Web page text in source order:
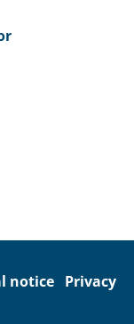
notice Privacy